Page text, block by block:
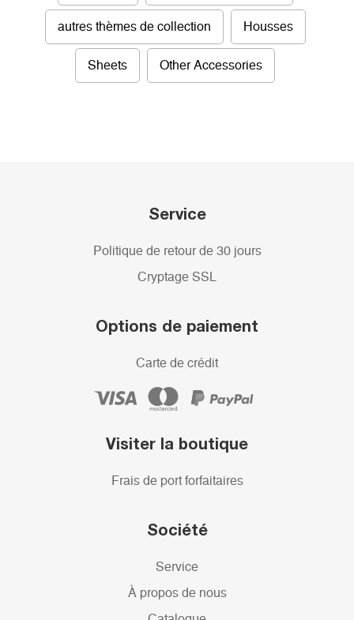
autres thèmes de collection Housses
Sheets Other Accessories
Service
Politique de retour de 30 jours
Cryptage SSL
Options de paiement
Carte de crédit
Visiter la boutique
Frais de port forfaitaires
Société
Service
À propos de nous